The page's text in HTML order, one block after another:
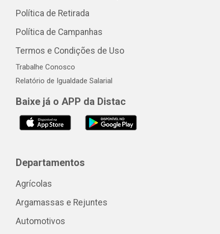
Política de Retirada
Política de Campanhas
Termos e Condições de Uso
Trabalhe Conosco
Relatório de Igualdade Salarial
Baixe já o APP da Distac
Departamentos
Agrícolas
Argamassas e Rejuntes
Automotivos